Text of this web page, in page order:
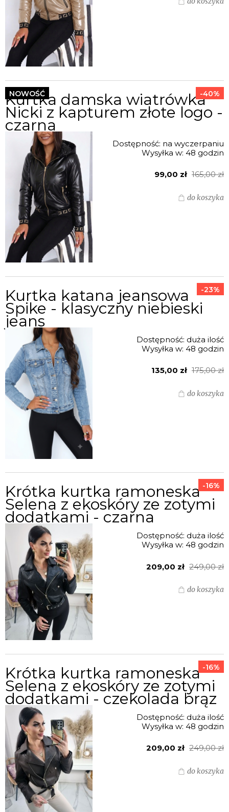
Kurtka damska wiatrówka
Nicki z kapturem złote logo -
czarna
Dostępność: na wyczerpaniu
Wysyłka w: 48 godzin
99,00 zł 165,00 zł
do koszyka
-40%
NOWOŚĆ
Kurtka katana jeansowa
Spike - klasyczny niebieski
jeans
Dostępność: duża ilość
Wysyłka w: 48 godzin
135,00 zł 175,00 zł
do koszyka
-23%
Krótka kurtka ramoneska
Selena z ekoskóry ze zotymi
dodatkami - czarna
Dostępność: duża ilość
Wysyłka w: 48 godzin
209,00 zł 249,00 zł
do koszyka
-16%
Krótka kurtka ramoneska
Selena z ekoskóry ze zotymi
dodatkami - czekolada brąz
Dostępność: duża ilość
Wysyłka w: 48 godzin
209,00 zł 249,00 zł
do koszyka
-16%